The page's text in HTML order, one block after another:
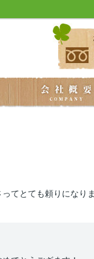
てとても頼りになりま